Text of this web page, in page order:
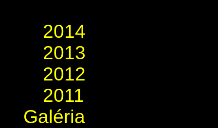
2014
2013
2012
2011
Galéria